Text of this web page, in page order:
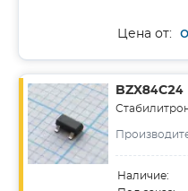
Цена от:
BZX84C24
Наличие: